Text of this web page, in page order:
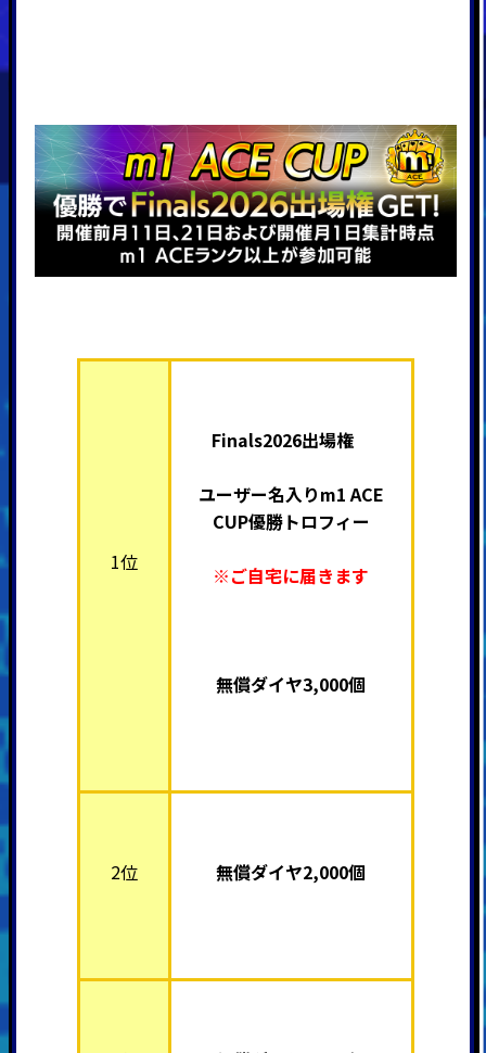
1位
Finals2026出場権
ユーザー名入りm1 ACE
CUP優勝トロフィー
※ご自宅に届きます
無償ダイヤ3,000個
2位 無償ダイヤ2,000個